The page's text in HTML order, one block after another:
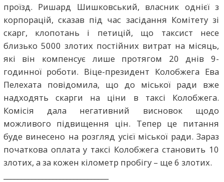
проїзд. Ришард Шишковський, власник однієї з
корпорацій, сказав під час засідання Комітету зі
скарг, клопотань і петицій, що таксист несе
близько 5000 злотих постійних витрат на місяць,
які він компенсує лише протягом 20 днів 9-
годинної роботи. Віце-президент Колобжега Ева
Пелехата повідомила, що до міської ради вже
надходять скарги на ціни в таксі Колобжега.
Комісія дала негативний висновок щодо
можливого підвищення цін. Тепер це питання
буде винесено на розгляд усієї міської ради. Зараз
початкова оплата у таксі Колобжега становить 10
злотих, а за кожен кілометр пробігу – ще 6 злотих.